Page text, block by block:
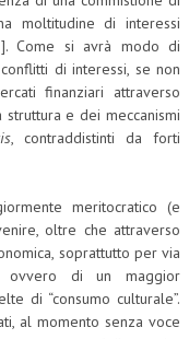
moltitudine di interessi
Come si avrà modo di
di interessi, se non
finanziari attraverso
struttura e dei meccanismi
, contraddistinti da forti
meritocratico (e
oltre che attraverso
soprattutto per via
ovvero di un maggior
di “consumo culturale”.
al momento senza voce